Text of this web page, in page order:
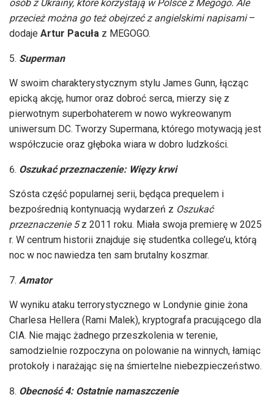
osób z Ukrainy, które korzystają w Polsce z Megogo. Ale
przecież można go też obejrzeć z angielskimi napisami–
dodaje Artur Pacuła z MEGOGO.
Superman
W swoim charakterystycznym stylu James Gunn, łącząc
epicką akcję, humor oraz dobroć serca, mierzy się z
pierwotnym superbohaterem w nowo wykreowanym
uniwersum DC. Tworzy Supermana, którego motywacją jest
współczucie oraz głęboka wiara w dobro ludzkości.
Oszukać przeznaczenie: Więzy krwi
Szósta część popularnej serii, będąca prequelem i
bezpośrednią kontynuacją wydarzeń z Oszukać
przeznaczenie 5z 2011 roku. Miała swoja premierę w 2025
r. W centrum historii znajduje się studentka college’u, którą
noc w noc nawiedza ten sam brutalny koszmar.
Amator
W wyniku ataku terrorystycznego w Londynie ginie żona
Charlesa Hellera (Rami Malek), kryptografa pracującego dla
CIA. Nie mając żadnego przeszkolenia w terenie,
samodzielnie rozpoczyna on polowanie na winnych, łamiąc
protokoły i narażając się na śmiertelne niebezpieczeństwo.
Obecność 4: Ostatnie namaszczenie